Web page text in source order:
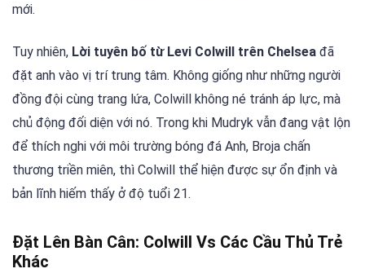
mới.
Tuy nhiên, Lời tuyên bố từ Levi Colwill trên Chelsea đã
đặt anh vào vị trí trung tâm. Không giống như những người
đồng đội cùng trang lứa, Colwill không né tránh áp lực, mà
chủ động đối diện với nó. Trong khi Mudryk vẫn đang vật lộn
để thích nghi với môi trường bóng đá Anh, Broja chấn
thương triền miên, thì Colwill thể hiện được sự ổn định và
bản lĩnh hiếm thấy ở độ tuổi 21.
Đặt Lên Bàn Cân: Colwill Vs Các Cầu Thủ Trẻ
Khác